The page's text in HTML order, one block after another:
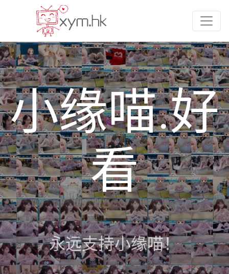
小缘喵.好
看
永远支持小缘喵！